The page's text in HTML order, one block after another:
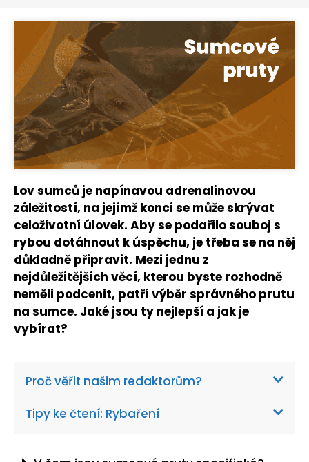
Lov sumců je napínavou adrenalinovou
záležitostí, na jejímž konci se může skrývat
celoživotní úlovek. Aby se podařilo souboj s
rybou dotáhnout k úspěchu, je třeba se na něj
důkladně připravit. Mezi jednu z
nejdůležitějších věcí, kterou byste rozhodně
neměli podcenit, patří výběr správného prutu
na sumce. Jaké jsou ty nejlepší a jak je
vybírat?
Proč věřit našim redaktorům?
Tipy ke čtení: Rybaření